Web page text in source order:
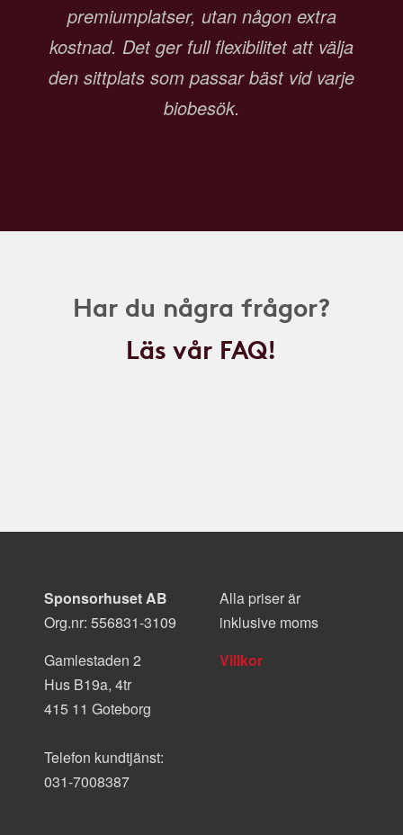
premiumplatser, utan någon extra
kostnad. Det ger full flexibilitet att välja
den sittplats som passar bäst vid varje
biobesök.
Har du några frågor?
Läs vår FAQ!
Sponsorhuset AB
Org.nr: 556831-3109
Gamlestaden 2
Hus B19a, 4tr
415 11 Goteborg
Telefon kundtjänst:
031-7008387
Alla priser är
inklusive moms
Villkor